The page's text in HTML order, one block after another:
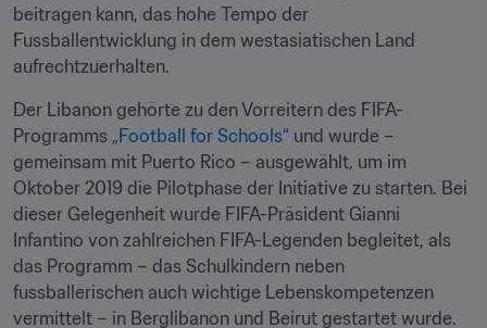
beitragen kann, das hohe Tempo der
Fussballentwicklung in dem westasiatischen Land
aufrechtzuerhalten.
Der Libanon gehörte zu den Vorreitern des FIFA-
Programms „ Football for Schools“ und wurde –
gemeinsam mit Puerto Rico – ausgewählt, um im
Oktober 2019 die Pilotphase der Initiative zu starten. Bei
dieser Gelegenheit wurde FIFA-Präsident Gianni
Infantino von zahlreichen FIFA-Legenden begleitet, als
das Programm – das Schulkindern neben
fussballerischen auch wichtige Lebenskompetenzen
vermittelt – in Berglibanon und Beirut gestartet wurde.